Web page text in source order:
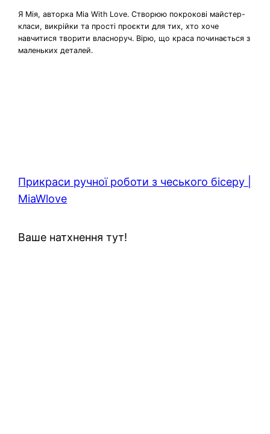
Я Мія, авторка Mia With Love. Створюю покрокові майстер-
класи, викрійки та прості проєкти для тих, хто хоче
навчитися творити власноруч. Вірю, що краса починається з
маленьких деталей.
Прикраси ручної роботи з чеського бісеру |
MiaWlove
Ваше натхнення тут!